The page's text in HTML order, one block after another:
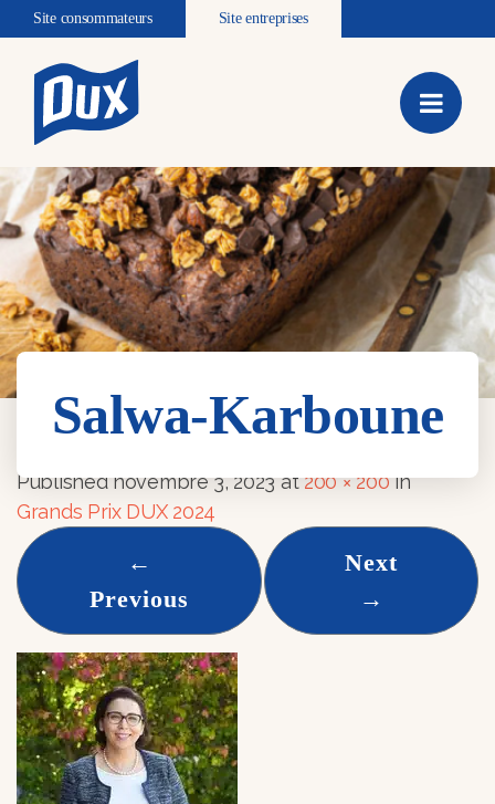
Site consommateurs Site entreprises
Salwa-Karboune
Salwa-Karboune
Publishednovembre 3, 2023at200 × 200in
Grands Prix DUX 2024
←
Previous
Next
→